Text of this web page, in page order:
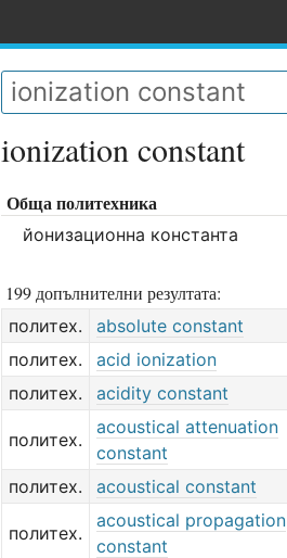
ionization constant
Обща политехника
йонизационна константа
199 допълнителни резултата:
политех. absolute constant
политех.
acid ionization
политех.
acidity constant
политех.
acoustical attenuation
constant
политех. acoustical constant
политех.
acoustical propagation
constant